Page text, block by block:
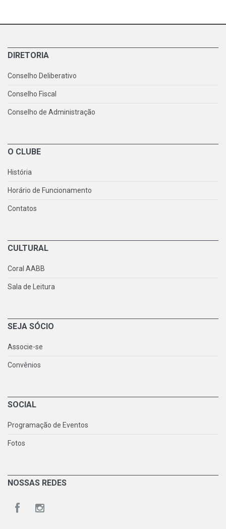
DIRETORIA
Conselho Deliberativo
Conselho Fiscal
Conselho de Administração
O CLUBE
História
Horário de Funcionamento
Contatos
CULTURAL
Coral AABB
Sala de Leitura
SEJA SÓCIO
Associe-se
Convênios
SOCIAL
Programação de Eventos
Fotos
NOSSAS REDES